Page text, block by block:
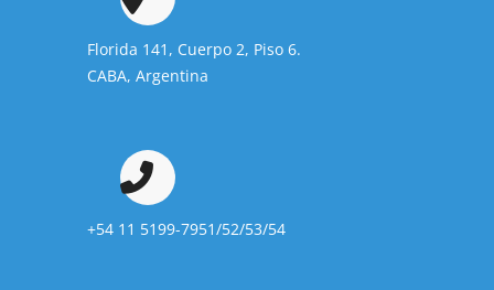
Florida 141, Cuerpo 2, Piso 6.
CABA, Argentina
+54 11 5199-7951/52/53/54